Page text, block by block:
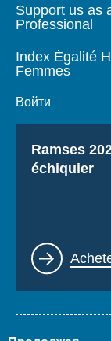
Support us as
Professional
Index Égalité
Femmes
Войти
Titre
Ramses
échiquier
Lien